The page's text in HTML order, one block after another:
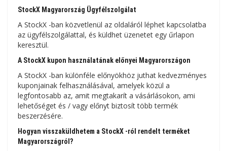
StockX Magyarország Ügyfélszolgálat
A StockX -ban közvetlenül az oldaláról léphet kapcsolatba
az ügyfélszolgálattal, és küldhet üzenetet egy űrlapon
keresztül.
A StockX kupon használatának előnyei Magyarországon
A StockX -ban különféle előnyökhöz juthat kedvezményes
kuponjainak felhasználásával, amelyek közül a
legfontosabb az, amit megtakarít a vásárlásokon, ami
lehetőséget és / vagy előnyt biztosít több termék
beszerzésére.
Hogyan visszaküldhetem a StockX -ról rendelt terméket
Magyarországról?